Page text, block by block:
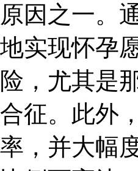
原因之一。
地实现怀孕
险，尤其是
合征。此外
率，并大幅